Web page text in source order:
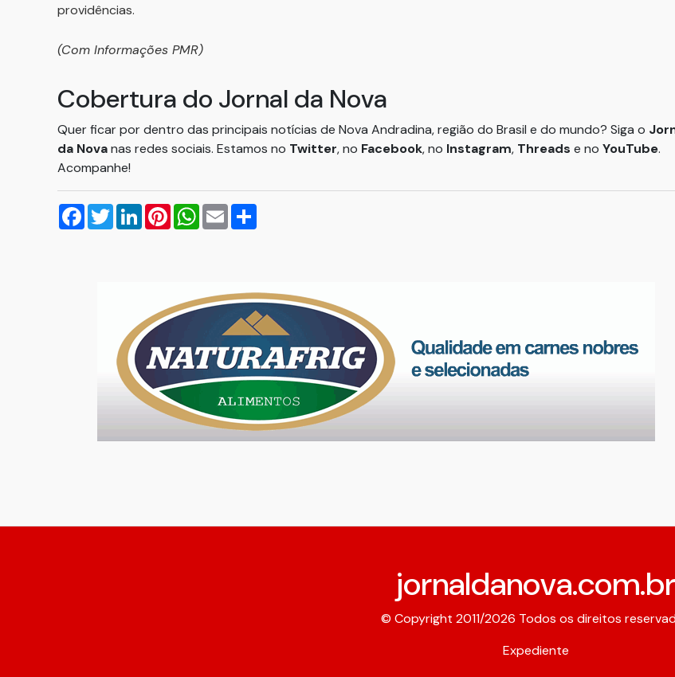
providências.
(Com Informações PMR)
Cobertura do Jornal da Nova
Quer ficar por dentro das principais notícias de Nova Andradina, região do Brasil e do mundo? Siga o
da Novanas redes sociais. Estamos no Twitter, no Facebook, no Instagram, Threads e no YouTube.
Acompanhe!
Facebook
TwitterLinkedInPinterestWhatsApp
Email
jornaldanova.com.br
© Copyright 2011/2026 Todos os direitos
Expediente